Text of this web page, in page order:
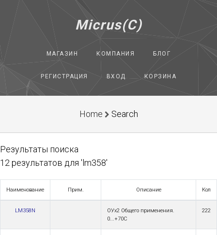
Micrus(C)
МАГАЗИН КОМПАНИЯ БЛОГ
РЕГИСТРАЦИЯ ВХОД КОРЗИНА
Home Search
Результаты поиска
12 результатов для 'lm358'
Наименование Прим. Описание Кол
LM358N
ОУх2 Общего применения.
0...+70С
222